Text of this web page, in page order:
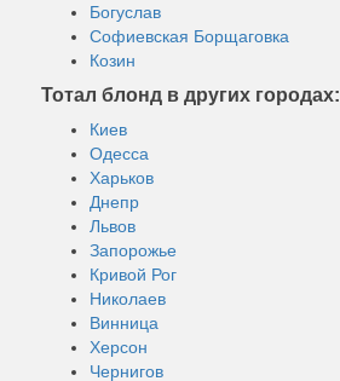
Богуслав
Софиевская Борщаговка
Козин
Тотал блонд в других городах:
Киев
Одесса
Харьков
Днепр
Львов
Запорожье
Кривой Рог
Николаев
Винница
Херсон
Чернигов